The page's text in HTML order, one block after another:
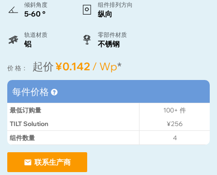
倾斜角度
5-60 °
组件排列方向
纵向
轨道材质
铝
零部件材质
不锈钢
价 格： 起价¥0.142 / Wp*
每件价格
最低订购量 100+ 件
TILT Solution
¥256
组件数量
4
联系生产商